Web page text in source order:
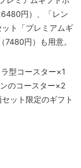
円）、「レン
ト「プレミアムギ
円）も用意。
型コースター×1
のコースター×2
ット限定のギフト